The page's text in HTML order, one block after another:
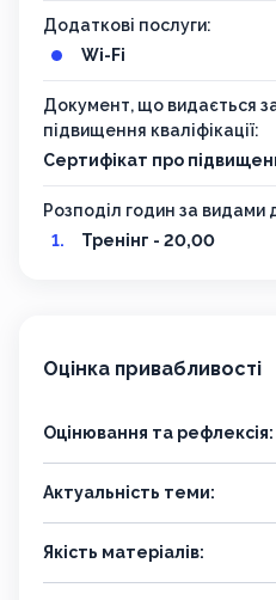
Додаткові послуги:
Wi-Fi
Документ, що видається
підвищення кваліфікації:
Сертифікат про
Розподіл годин за видами
Тренінг - 20,00
Оцінка привабливості
Оцінювання та рефлексія:
Актуальність теми:
Якість матеріалів: